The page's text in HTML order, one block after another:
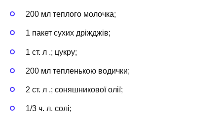
200 мл теплого молочка;
1 пакет сухих дріжджів;
1 ст. л .; цукру;
200 мл тепленькою водички;
2 ст. л .; соняшникової олії;
1/3 ч. л. солі;